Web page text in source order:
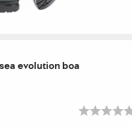
evolution boa